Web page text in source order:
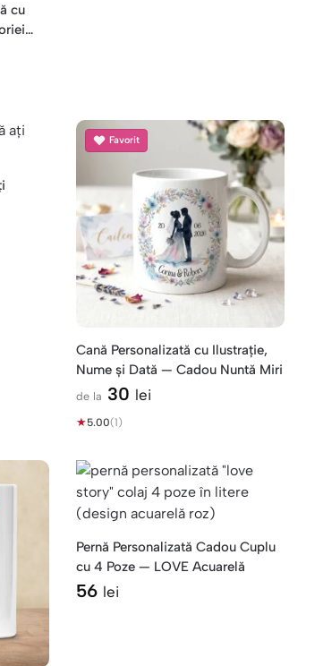
cu
Favorit
Cană Personalizată cu Ilustrație,
Nume și Dată — Cadou Nuntă Miri
de la 30 lei
★5.00(1)
Pernă Personalizată Cadou Cuplu
cu 4 Poze — LOVE Acuarelă
56 lei